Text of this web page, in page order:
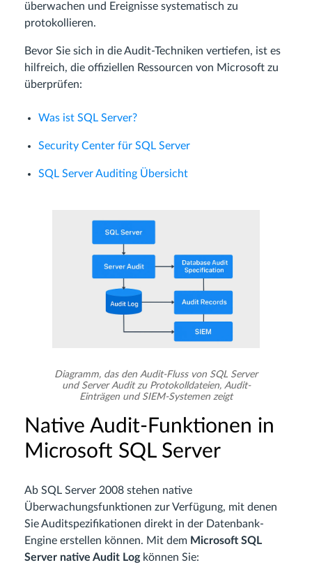
überwachen und Ereignisse systematisch zu
protokollieren.
Bevor Sie sich in die Audit-Techniken vertiefen, ist es
hilfreich, die offiziellen Ressourcen von Microsoft zu
überprüfen:
Was ist SQL Server?
Security Center für SQL Server
SQL Server Auditing Übersicht
Diagramm, das den Audit-Fluss von SQL Server
und Server Audit zu Protokolldateien, Audit-
Einträgen und SIEM-Systemen zeigt
Native Audit-Funktionen in
Microsoft SQL Server
Ab SQL Server 2008 stehen native
Überwachungsfunktionen zur Verfügung, mit denen
Sie Auditspezifikationen direkt in der Datenbank-
Engine erstellen können. Mit dem Microsoft SQL
Server native Audit Logkönnen Sie: